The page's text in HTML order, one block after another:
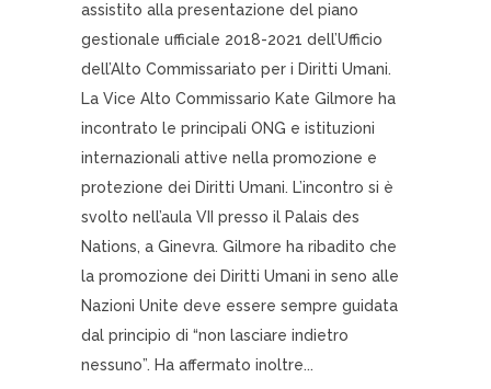
assistito alla presentazione del piano
gestionale ufficiale 2018-2021 dell’Ufficio
dell’Alto Commissariato per i Diritti Umani.
La Vice Alto Commissario Kate Gilmore ha
incontrato le principali ONG e istituzioni
internazionali attive nella promozione e
protezione dei Diritti Umani. L’incontro si è
svolto nell’aula VII presso il Palais des
Nations, a Ginevra. Gilmore ha ribadito che
la promozione dei Diritti Umani in seno alle
Nazioni Unite deve essere sempre guidata
dal principio di “non lasciare indietro
nessuno”. Ha affermato inoltre...